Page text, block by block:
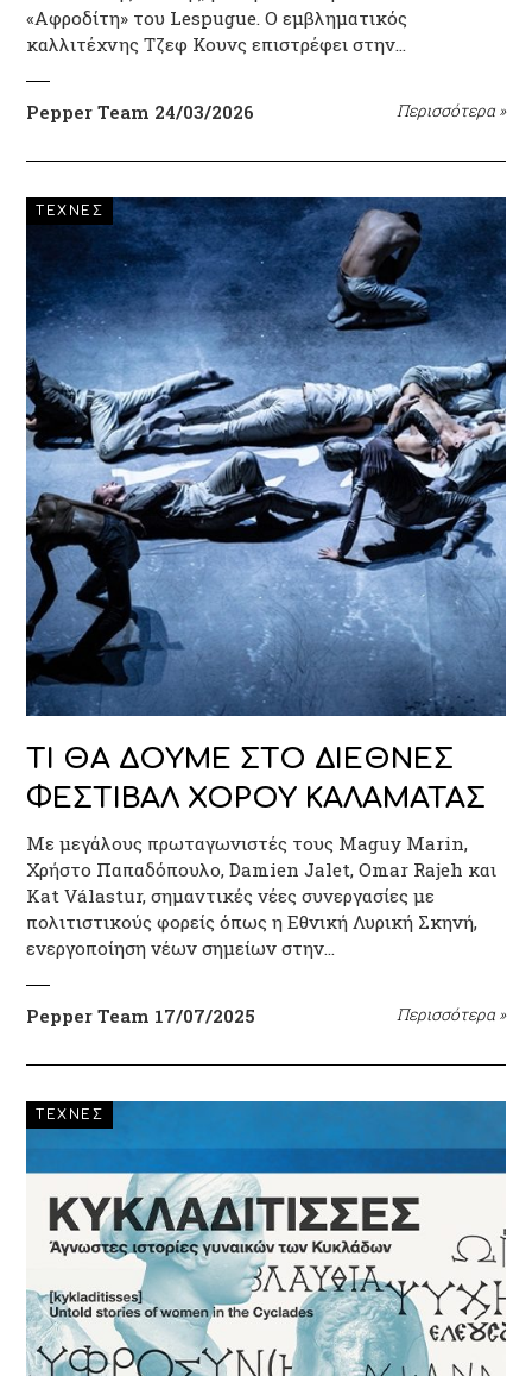
«Αφροδίτη» του Lespugue. Ο εμβληματικός
καλλιτέχνης Τζεφ Κουνς επιστρέφει στην…
Pepper Team 24/03/2026 Περισσότερα »
ΤΕΧΝΕΣ
ΤΙ ΘΑ ΔΟΥΜΕ ΣΤΟ ΔΙΕΘΝΕΣ
ΦΕΣΤΙΒΑΛ ΧΟΡΟΥ ΚΑΛΑΜΑΤΑΣ
Με μεγάλους πρωταγωνιστές τους Maguy Marin,
Χρήστο Παπαδόπουλο, Damien Jalet, Omar Rajeh και
Kat Válastur, σημαντικές νέες συνεργασίες με
πολιτιστικούς φορείς όπως η Εθνική Λυρική Σκηνή,
ενεργοποίηση νέων σημείων στην…
Pepper Team 17/07/2025 Περισσότερα »
ΤΕΧΝΕΣ